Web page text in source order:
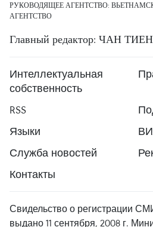
РУКОВОДЯЩЕЕ АГЕНТСТВО:
АГЕНТСТВО
Главный редактор: ЧАН
Интеллектуальная
собственность
RSS
Языки
Служба новостей
Контакты
Свидельство о регистрации
выдано 11 сентября, 2008 г.